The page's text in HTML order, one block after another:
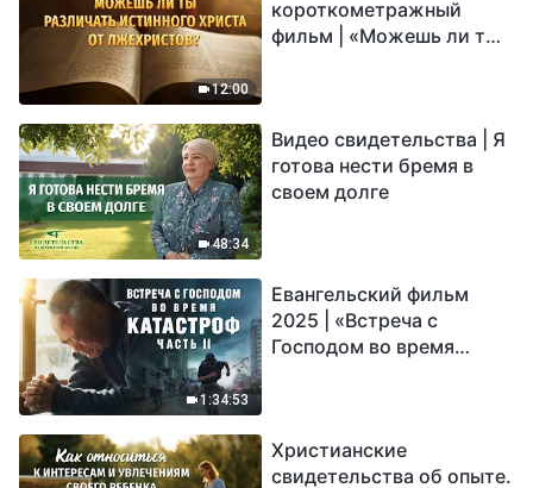
12:00
короткометражный
фильм | «Можешь ли ты
48:34
Видео свидетельства | Я
готова нести бремя в
своем долге
1:34:53
Евангельский фильм
2025 | «Встреча с
Господом во время
обрести Божье
спасение?
Христианские
свидетельства об опыте.